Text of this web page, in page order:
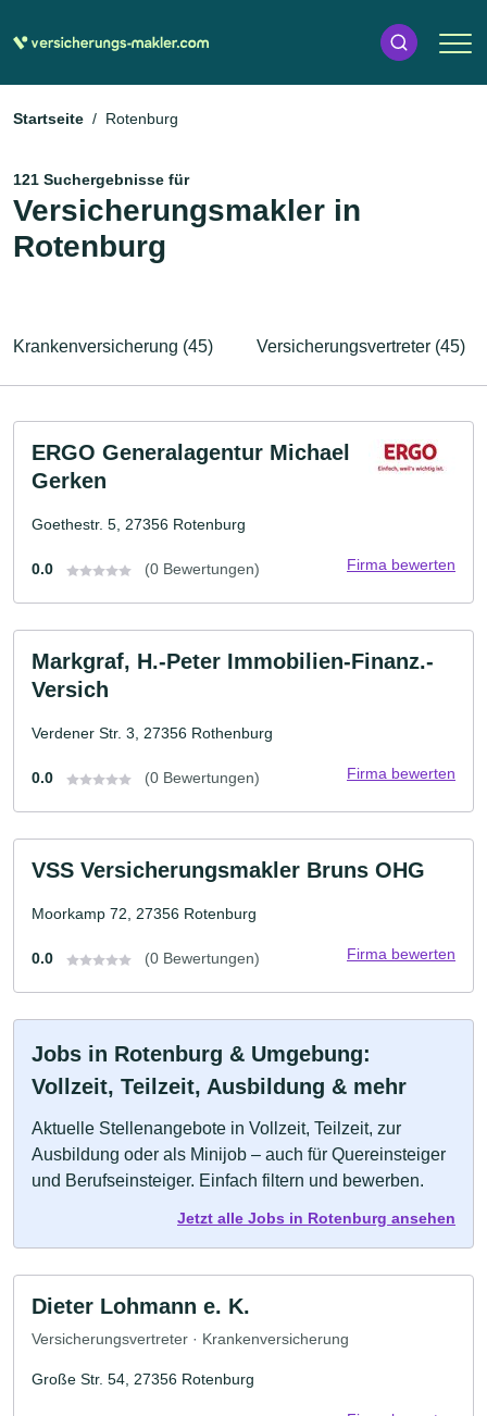
Startseite Rotenburg
121 Suchergebnisse für
Versicherungsmakler in
Rotenburg
Krankenversicherung (45) Versicherungsvertreter (45)
ERGO Generalagentur Michael
Gerken
Goethestr. 5, 27356 Rotenburg
0.0 (0 Bewertungen) Firma bewerten
Markgraf, H.-Peter Immobilien-Finanz.-
Versich
Verdener Str. 3, 27356 Rothenburg
0.0 (0 Bewertungen) Firma bewerten
VSS Versicherungsmakler Bruns OHG
Moorkamp 72, 27356 Rotenburg
0.0 (0 Bewertungen) Firma bewerten
Jobs in Rotenburg & Umgebung:
Vollzeit, Teilzeit, Ausbildung & mehr
Aktuelle Stellenangebote in Vollzeit, Teilzeit, zur
Ausbildung oder als Minijob – auch für Quereinsteiger
und Berufseinsteiger. Einfach filtern und bewerben.
Jetzt alle Jobs in Rotenburg ansehen
Dieter Lohmann e. K.
Versicherungsvertreter · Krankenversicherung
Große Str. 54, 27356 Rotenburg